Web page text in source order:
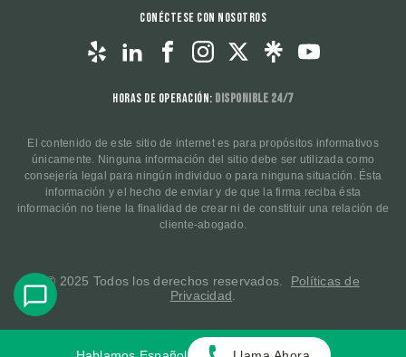
Conéctese con nosotros
Horas de operación: Disponible 24/7
El contenido de este sitio de internet es para propósitos informativos
únicamente. Ninguna información del sitio debe ser utilizada como
consejería legal para ningún individuo o para ninguna situación. Ésta
información y el hecho de enviar y de que la firma reciba ésta
información no tiene la finalidad de crear ni de constituir una relación de
cliente-abogado.
© 2025 Todos los derechos reservados. Políticas de
Privacidad.